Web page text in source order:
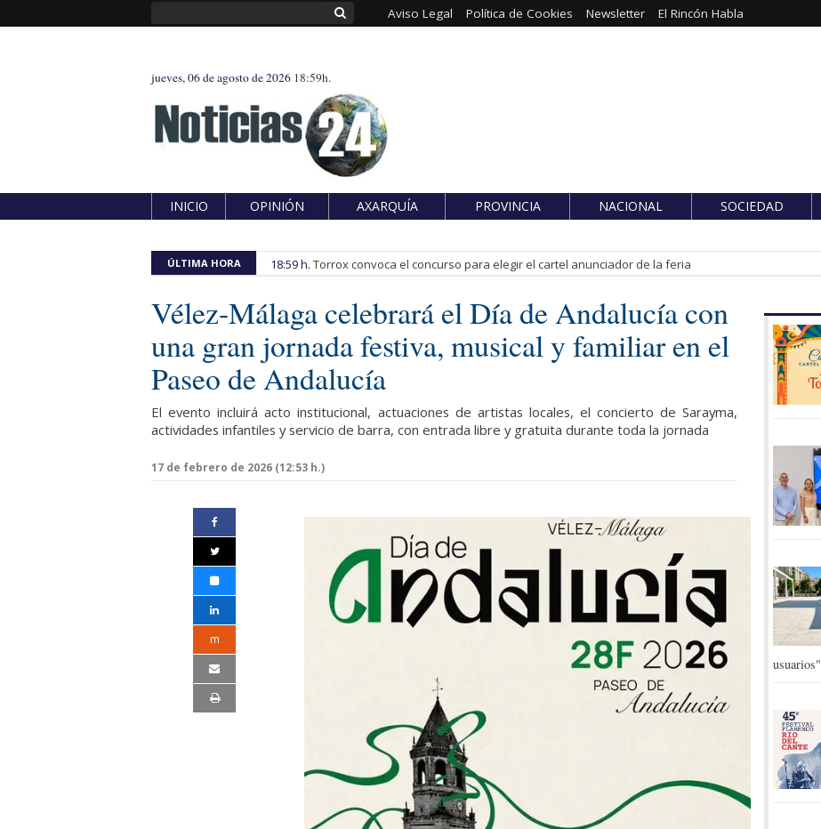
Aviso Legal Política de Cookies Newsletter El Rincón Habla
jueves, 06 de agosto de 2026 18:59h.
INICIO OPINIÓN AXARQUÍA PROVINCIA NACIONAL SOCIEDAD
ÚLTIMA HORA 18:59 h. Torrox convoca el concurso para elegir el cartel anunciador de la feria
Vélez-Málaga celebrará el Día de Andalucía con
una gran jornada festiva, musical y familiar en el
Paseo de Andalucía
El evento incluirá acto institucional, actuaciones de artistas locales, el concierto de Sarayma,
actividades infantiles y servicio de barra, con entrada libre y gratuita durante toda la jornada
17 de febrero de 2026 (12:53 h.)
m
usuarios"